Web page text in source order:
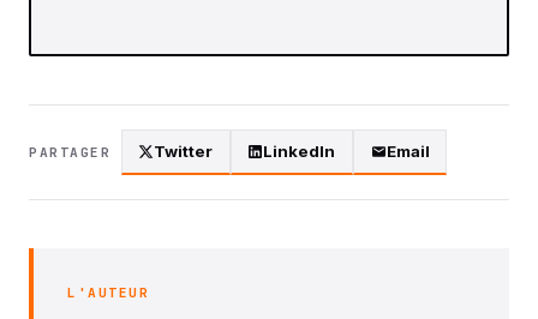
PARTAGER Twitter LinkedIn Email
L'AUTEUR